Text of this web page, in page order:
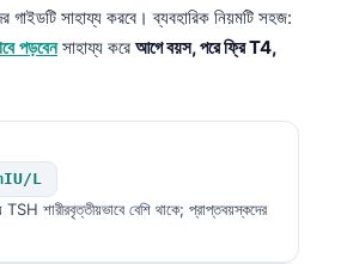
সাহায্য করবে। ব্যবহারিক নিয়মটি সহজ:
পড়বেনসাহায্য করে আগে বয়স, পরে ফ্রি T4,
L
TSH শারীরবৃত্তীয়ভাবে বেশি থাকে; প্রাপ্তবয়স্কদের